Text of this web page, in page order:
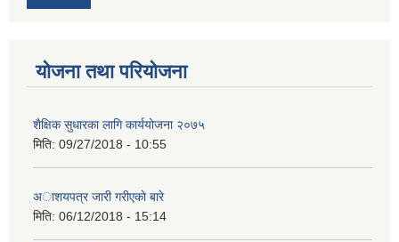
योजना तथा परियोजना
शैक्षिक सुधारका लागि कार्ययोजना २०७५
मिति: 09/27/2018 - 10:55
अाशयपत्र जारी गरीएकाे बारे
मिति: 06/12/2018 - 15:14